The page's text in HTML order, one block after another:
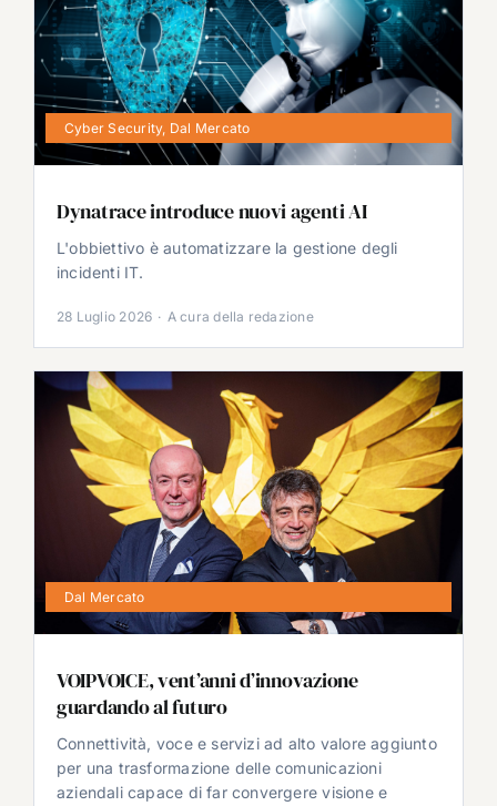
Cyber Security, Dal Mercato
Dynatrace introduce nuovi agenti AI
L'obbiettivo è automatizzare la gestione degli
incidenti IT.
28 Luglio 2026 · A cura della redazione
Dal Mercato
VOIPVOICE, vent’anni d’innovazione
guardando al futuro
Connettività, voce e servizi ad alto valore aggiunto
per una trasformazione delle comunicazioni
aziendali capace di far convergere visione e